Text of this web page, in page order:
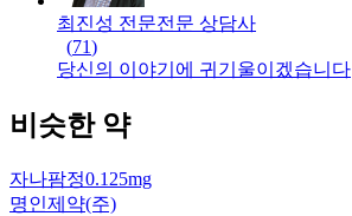
최진성 전문전문 상담사
(71)
당신의 이야기에 귀기울이겠습니다
비슷한 약
자나팜정0.125mg
명인제약(주)